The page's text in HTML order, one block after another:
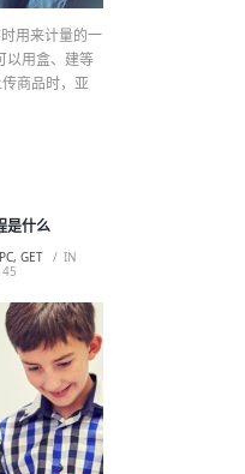
用来计量的一
以用盒、建等
商品时，亚
是什么
GET
IN